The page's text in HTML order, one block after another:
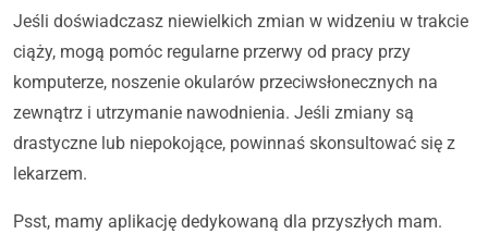
Jeśli doświadczasz niewielkich zmian w widzeniu w trakcie
ciąży, mogą pomóc regularne przerwy od pracy przy
komputerze, noszenie okularów przeciwsłonecznych na
zewnątrz i utrzymanie nawodnienia. Jeśli zmiany są
drastyczne lub niepokojące, powinnaś skonsultować się z
lekarzem.
Psst, mamy aplikację dedykowaną dla przyszłych mam.